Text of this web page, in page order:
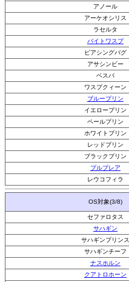
アノール
アーケオシリス
ラセルタ
バイトワスプ
ピアシングバグ
アサシンビー
ベスパ
ワスプクィーン
ブループリン
イエロープリン
ペールプリン
ホワイトプリン
レッドプリン
ブラックプリン
プルプレア
レウコフィラ
OS対象(3/8)
セファロタス
サハギン
サハギンプリンス
サハギンチーフ
ナスホルン
クアトロホーン